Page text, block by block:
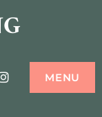
Instagram
MENU